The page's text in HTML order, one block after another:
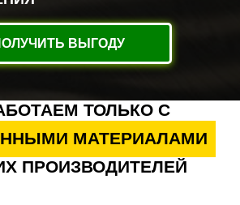
ВЫГОДУ
ТОЛЬКО С
МАТЕРИАЛАМИ
ПРОИЗВОДИТЕЛЕЙ